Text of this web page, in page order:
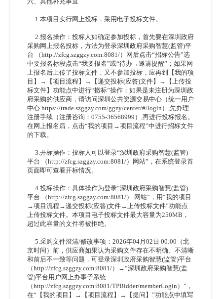
1.本项目实行网上投标，采用电子投标文件。
2.报名操作：投标人如确定参加投标，首先要在深圳政府
采购网上报名投标，方法为登录深圳政府采购智慧(监管)平
台 （http://zfcg.szggzy.com:8081/）网后点击“招标公告”选
中要报名标段点击“我要报名”或“待办→邀请提醒”；如果网
上报名后上传了投标文件，又不参加投标，应再到【我的项
目】→【项目流程】→【递交投标(应答)文件】→【上传投
标文件】功能点中进行“撤标”操作；如果是未注册为深圳政
府采购的供应商，请访问深圳公共资源交易中心（统一用户
中心 https://trade.szggzy.com/ggzy/center/#/login）,先办理
注册手续（注册咨询：0755-36568999）,再进行投标报名。
在网上报名后，点击“我的项目→项目流程”中进行招标文件
的下载。
3.开标操作：投标人可以登录“深圳政府采购智慧(监管)
平台 （http://zfcg.szggzy.com:8081/）网站”，在系统登录首
页面即可查看开标情况。
4.投标操作：具体操作为登录“深圳政府采购智慧(监管)
平台 （http://zfcg.szggzy.com:8081/） 网站”，用“我的项目
→项目流程→递交投标(应答)文件→上传投标文件”功能点
上传投标文件。本项目电子投标文件最大容量为250MB，
超过此容量的文件将被拒绝。
5.采购文件澄清/修改事项：2026年04月02日 00:00（北
京时间）前，供应商如果认为采购文件存在不明确、不清晰
和前后不一致等问题，可登录深圳政府采购智慧(监管)平台
（http://zfcg.szggzy.com:8081/）→“深圳政府采购智慧(监
管)平台用户网上办事子系统
（http://zfcg.szggzy.com:8081/TPBidder/memberLogin）”，
在“【我的项目】→【项目流程】→【提问】”功能点中填写